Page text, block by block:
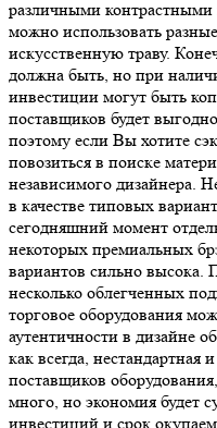
различными контрастными
можно использовать
искусственную траву.
должна быть, но при
инвестиции могут быть
поставщиков будет
поэтому если Вы хотите
повозиться в поиске
независимого дизайнера.
в качестве типовых
сегодняшний момент
некоторых премиальных
вариантов сильно высока.
несколько облегченных
торговое оборудования
аутентичности в дизайне
как всегда, нестандартная
поставщиков
много, но экономия будет
инвестиций и срок